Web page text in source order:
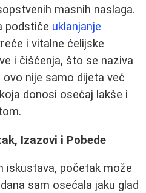
masnih naslaga.
podstiče uklanjanje
i vitalne ćelijske
i čišćenja, što se naziva
nije samo dijeta već
donosi osećaj lakše i
Izazovi i Pobede
iskustava, početak može
sam osećala jaku glad